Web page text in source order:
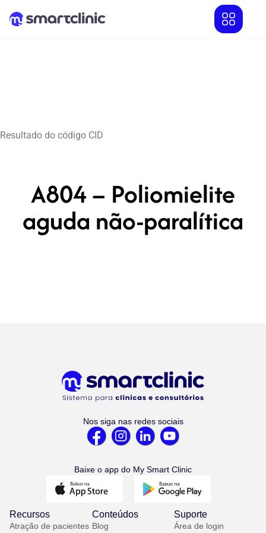
Resultado do código CID
A804 – Poliomielite
aguda não-paralítica
Nos siga nas redes sociais
Baixe o app do My Smart Clinic
Recursos
Atração de pacientes
Conteúdos
Blog
Suporte
Área de login